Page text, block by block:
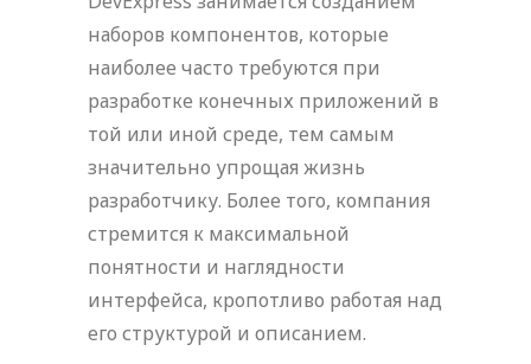
наборов компонентов, которые
наиболее часто требуются при
разработке конечных приложений в
той или иной среде, тем самым
значительно упрощая жизнь
разработчику. Более того, компания
стремится к максимальной
понятности и наглядности
интерфейса, кропотливо работая над
его структурой и описанием.